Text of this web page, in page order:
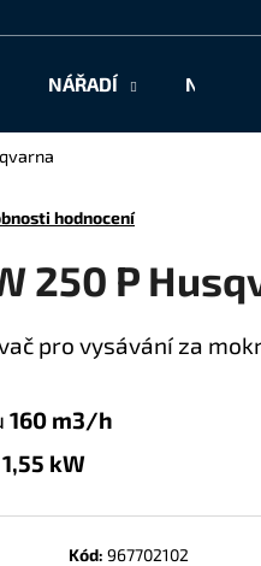
NÁŘADÍ NAŠE
hodnocení
250 P
pro vysávání za
160 m3/h
1,55 kW
Kód: 967702102